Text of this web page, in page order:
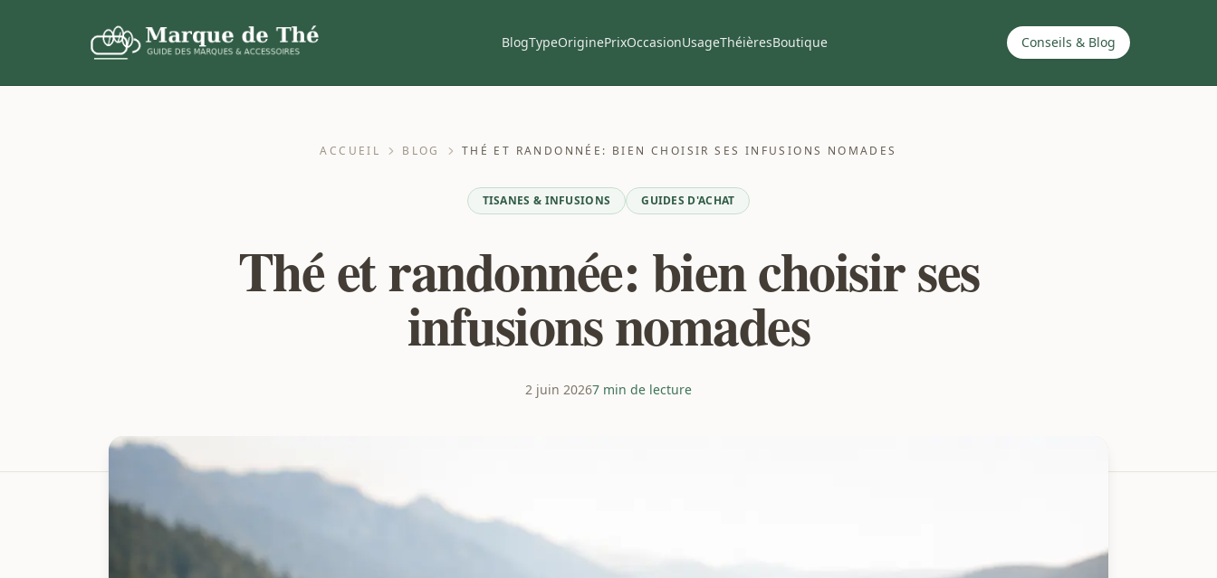
BlogTypeOriginePrixOccasionUsageThéièresBoutique Conseils & Blog
ACCUEIL BLOG THÉ ET RANDONNÉE: BIEN CHOISIR SES INFUSIONS NOMADES
TISANES & INFUSIONS GUIDES D'ACHAT
Thé et randonnée: bien choisir ses
infusions nomades
2 juin 20267 min de lecture